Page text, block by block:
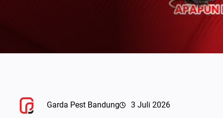
Garda Pest Bandung 3 Juli 2026